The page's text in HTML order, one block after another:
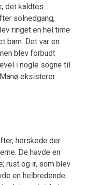
det kaldtes
solnedgang,
ringet en hel time
barn. Det var en
blev forbudt
i nogle sogne til
eksisterer
herskede der
De havde en
rust og ir, som blev
en helbredende